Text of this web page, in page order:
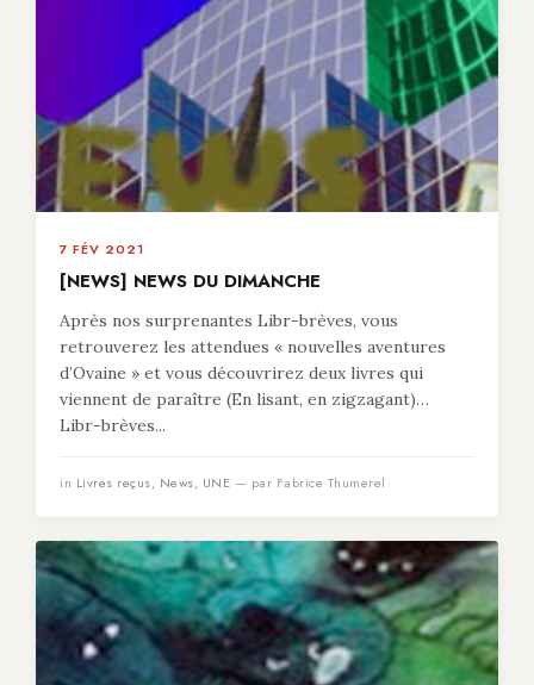
7 FÉV 2021
[NEWS] NEWS DU DIMANCHE
Après nos surprenantes Libr-brèves, vous
retrouverez les attendues « nouvelles aventures
d’Ovaine » et vous découvrirez deux livres qui
viennent de paraître (En lisant, en zigzagant)…
Libr-brèves...
in Livres reçus, News, UNE — par Fabrice Thumerel